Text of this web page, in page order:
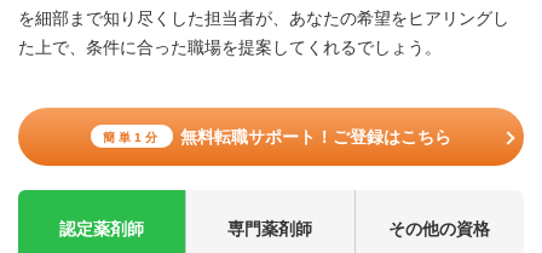
を細部まで知り尽くした担当者が、あなたの希望をヒアリングし
た上で、条件に合った職場を提案してくれるでしょう。
簡単1分 無料転職サポート！ご登録はこちら
認定薬剤師 専門薬剤師 その他の資格